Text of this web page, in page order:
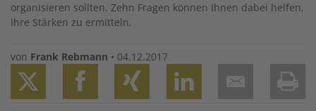
organisieren sollten. Zehn Fragen können Ihnen dabei helfen,
Ihre Stärken zu ermitteln.
von Frank Rebmann • 04.12.2017